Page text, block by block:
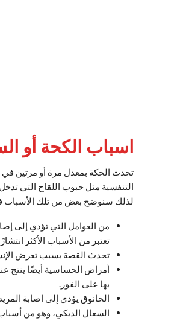
اسباب الكحة أو
تحدث الحكة بمعدل مرة أو مرتين في
التنفسية مثل حبوب اللقاح التي
لذلك سنوضح بعض من تلك الأسباب
من العوامل التي تؤدي إلى
تعتبر من الأسباب الأكثر
تحدث القصة بسبب تعرض
أمراض الحساسية أيضًا ينتج
بها على الفور.
الخانوق يؤدي إلى اصابة
السعال الديكي، وهو من